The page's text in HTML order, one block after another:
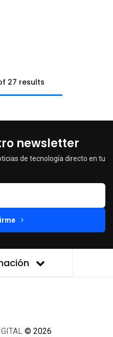
2400WTTS 9CONTACTOS R-
27 results
newsletter
de tecnología directo en tu
© 2026